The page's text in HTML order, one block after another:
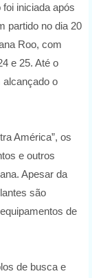
iniciada após
partido no dia 20
Roo, com
e 25. Até o
alcançado o
América”, os
e outros
Apesar da
são
de
de busca e